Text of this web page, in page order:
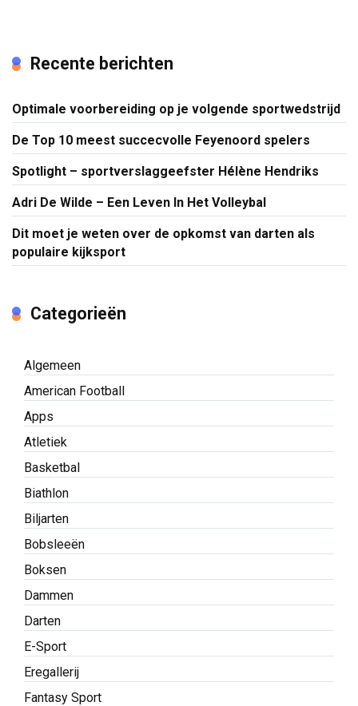
Recente berichten
Optimale voorbereiding op je volgende sportwedstrijd
De Top 10 meest succecvolle Feyenoord spelers
Spotlight – sportverslaggeefster Hélène Hendriks
Adri De Wilde – Een Leven In Het Volleybal
Dit moet je weten over de opkomst van darten als
populaire kijksport
Categorieën
Algemeen
American Football
Apps
Atletiek
Basketbal
Biathlon
Biljarten
Bobsleeën
Boksen
Dammen
Darten
E-Sport
Eregallerij
Fantasy Sport